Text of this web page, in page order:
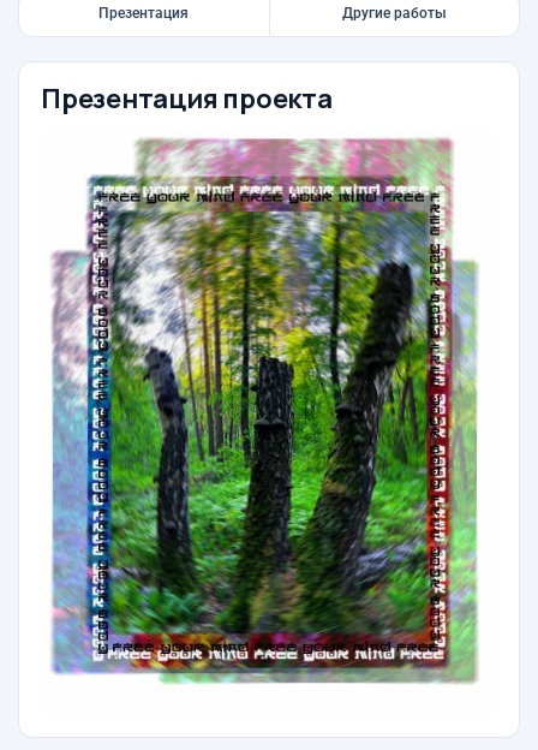
Презентация Другие работы
Презентация проекта